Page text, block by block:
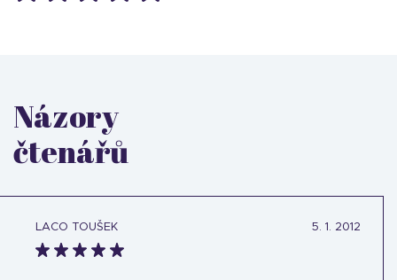
Názory
čtenářů
LACO TOUŠEK 5. 1. 2012